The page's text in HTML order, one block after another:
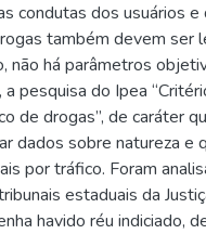
condutas dos usuários
também devem ser
não há parâmetros
a pesquisa do Ipea
de drogas”, de caráter
dados sobre natureza e
por tráfico. Foram
estaduais da
havido réu indiciado,